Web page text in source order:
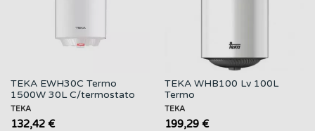
TEKA EWH30C Termo
1500W 30L C/termostato
TEKA
132,42 €
TEKA WHB100 Lv 100L
Termo
TEKA
199,29 €